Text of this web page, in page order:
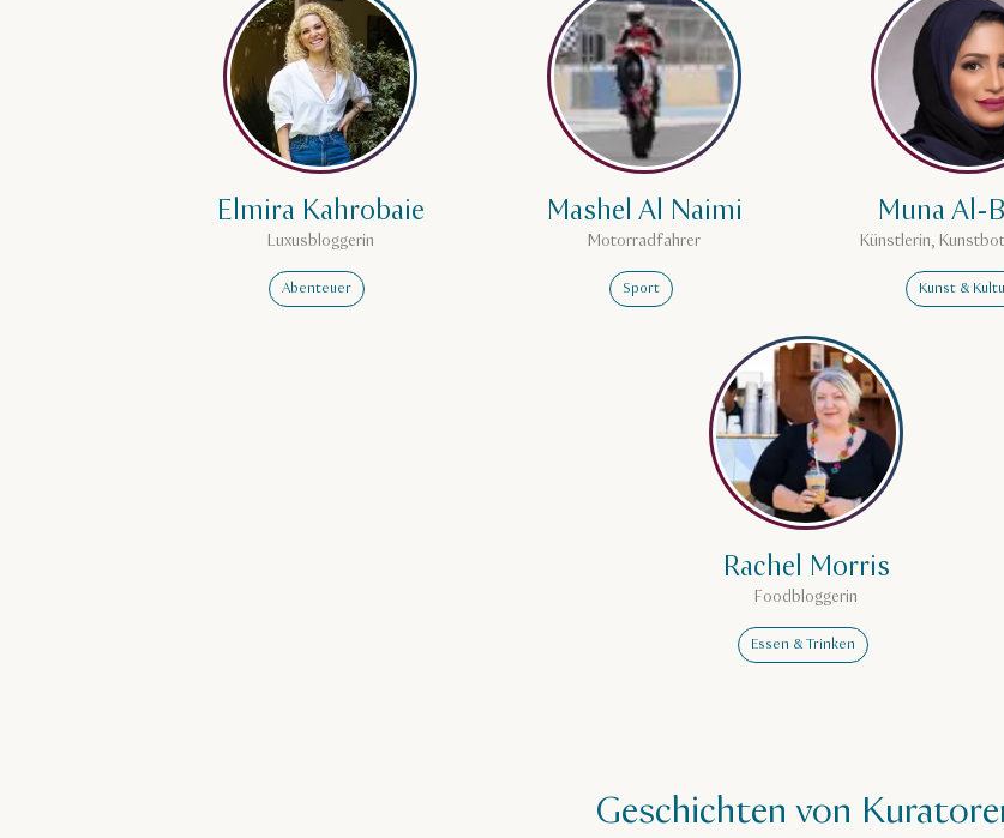
Elmira Kahrobaie
Luxusbloggerin
Abenteuer
Mashel Al Naimi
Motorradfahrer
Sport
Muna Al-
Künstlerin,
Kunst &
Rachel Morris
Foodbloggerin
Essen & Trinken
Mehr erfahren über
Geschichten von